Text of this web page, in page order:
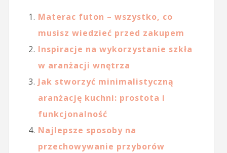
Materac futon – wszystko, co
musisz wiedzieć przed zakupem
Inspiracje na wykorzystanie szkła
w aranżacji wnętrza
Jak stworzyć minimalistyczną
aranżację kuchni: prostota i
funkcjonalność
Najlepsze sposoby na
przechowywanie przyborów